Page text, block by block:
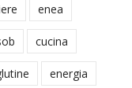
enea
cucina
energia